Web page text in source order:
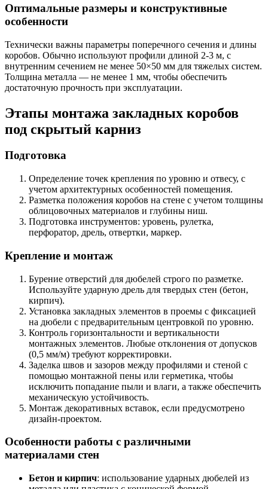
Оптимальные размеры и конструктивные
особенности
Технически важны параметры поперечного сечения и длины
коробов. Обычно используют профили длиной 2-3 м, с
внутренним сечением не менее 50×50 мм для тяжелых систем.
Толщина металла — не менее 1 мм, чтобы обеспечить
достаточную прочность при эксплуатации.
Этапы монтажа закладных коробов
под скрытый карниз
Подготовка
Определение точек крепления по уровню и отвесу, с
учетом архитектурных особенностей помещения.
Разметка положения коробов на стене с учетом толщины
облицовочных материалов и глубины ниш.
Подготовка инструментов: уровень, рулетка,
перфоратор, дрель, отвертки, маркер.
Крепление и монтаж
Бурение отверстий для дюбелей строго по разметке.
Используйте ударную дрель для твердых стен (бетон,
кирпич).
Установка закладных элементов в проемы с фиксацией
на дюбели с предварительным центровкой по уровню.
Контроль горизонтальности и вертикальности
монтажных элементов. Любые отклонения от допусков
(0,5 мм/м) требуют корректировки.
Заделка швов и зазоров между профилями и стеной с
помощью монтажной пены или герметика, чтобы
исключить попадание пыли и влаги, а также обеспечить
механическую устойчивость.
Монтаж декоративных вставок, если предусмотрено
дизайн-проектом.
Особенности работы с различными
материалами стен
Бетон и кирпич: использование ударных дюбелей из